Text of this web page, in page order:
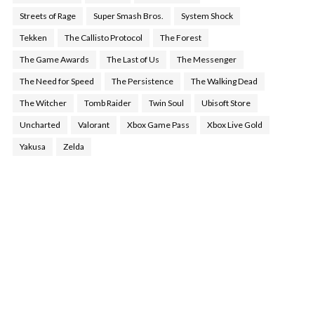
Streets of Rage Super Smash Bros. System Shock
Tekken The Callisto Protocol The Forest
The Game Awards The Last of Us The Messenger
The Need for Speed The Persistence The Walking Dead
The Witcher Tomb Raider Twin Soul Ubisoft Store
Uncharted Valorant Xbox Game Pass Xbox Live Gold
Yakusa Zelda